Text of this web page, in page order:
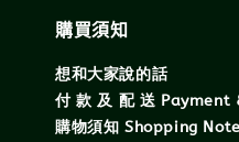
購買須知
想和大家說的話
付 款 及 配 送
購物須知 Shopping